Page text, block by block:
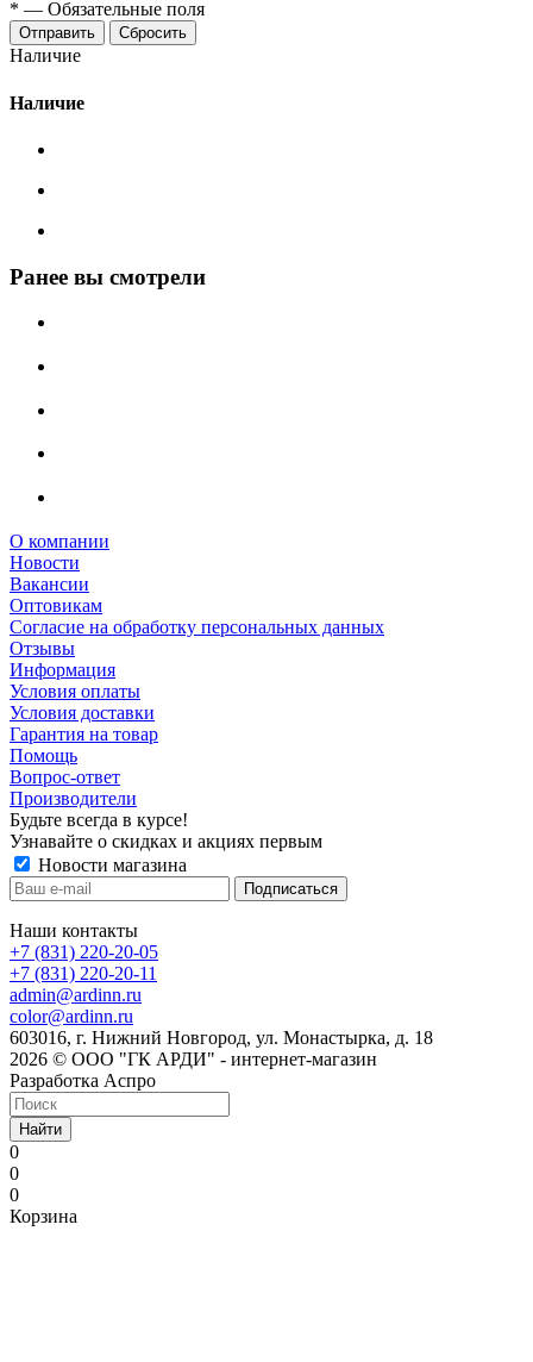
* — Обязательные поля
Сбросить
Наличие
Наличие
Ранее вы смотрели
О компании
Новости
Вакансии
Оптовикам
Cогласие на обработку персональных данных
Отзывы
Информация
Условия оплаты
Условия доставки
Гарантия на товар
Помощь
Вопрос-ответ
Производители
Будьте всегда в курсе!
Узнавайте о скидках и акциях первым
Новости магазина
Наши контакты
+7 (831) 220-20-05
+7 (831) 220-20-11
admin@ardinn.ru
color@ardinn.ru
603016, г. Нижний Новгород, ул. Монастырка, д. 18
2026 © ООО "ГК АРДИ" - интернет-магазин
Разработка Аспро
Найти
0
0
0
Корзина